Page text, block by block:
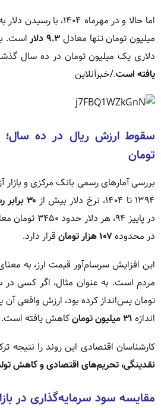
اما حالا و در مهرماه ۱۴۰۴، با رسیدن دلار به
میلیون تومان تنها معادل ۹.۳ دلار
است.
دلاری یک میلیون تومان در ده سال
یافته است./خبرآنلاین
تومان
بررسی آمارهای رسمی بانک مرکزی و
۱۳۹۴ تا ۱۴۰۴، نرخ دلار بیش از
۳۰ برابر رشد
در پاییز ۹۴،
در محدوده۱۰۷ هزار تومان
قرار دارد.
این افزایش سرسام‌آور قیمت ارز، به
تومان پس‌انداز کرده بود، ارزش واقعی آن
اندازه ۳۱ میلیون تومان
کاهش یافته است.
کارشناسان اقتصادی این روند را نتیجه
نقدینگی، تحریم‌های اقتصادی و کاهش
مقایسه سود سرمایه‌گذاری در